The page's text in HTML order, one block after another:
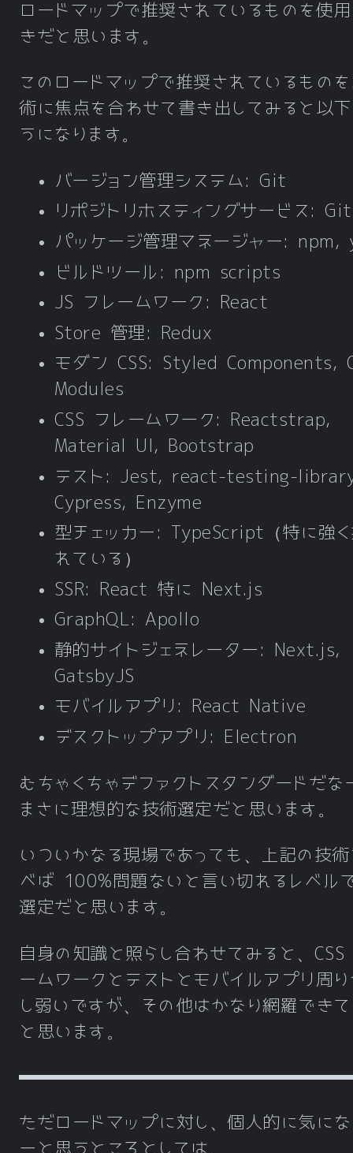
ロードマップで推奨されているものを使
きだと思います。
このロードマップで推奨されているもの
術に焦点を合わせて書き出してみると以
うになります。
バージョン管理システム: Git
リポジトリホスティングサービス:
パッケージ管理マネージャー: npm,
ビルドツール: npm scripts
JS フレームワーク: React
Store 管理: Redux
モダン CSS: Styled Components,
Modules
CSS フレームワーク: Reactstrap,
Material UI, Bootstrap
テスト: Jest, react-testing-
Cypress, Enzyme
型チェッカー: TypeScript（特に強
れている）
SSR: React 特に Next.js
GraphQL: Apollo
静的サイトジェネレーター: Next.js,
GatsbyJS
モバイルアプリ: React Native
デスクトップアプリ: Electron
むちゃくちゃデファクトスタンダードだな
まさに理想的な技術選定だと思います。
いついかなる現場であっても、上記の技
べば 100%問題ないと言い切れるレベル
選定だと思います。
自身の知識と照らし合わせてみると、CSS
ームワークとテストとモバイルアプリ周
し弱いですが、その他はかなり網羅でき
と思います。
ただロードマップに対し、個人的に気に
ーと思うところとしては、